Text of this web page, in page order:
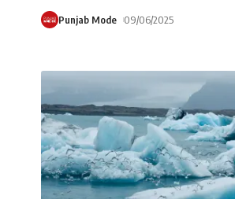
Punjab Mode 09/06/2025